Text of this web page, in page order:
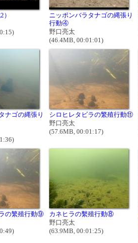
ニッポンバラタナゴの縄張り
行動④
野口亮太
(46.4MB, 00:01:01)
ナゴの縄張り
シロヒレタビラの繁殖行動⑪
野口亮太
(57.6MB, 00:01:17)
の繁殖行動⑨
カネヒラの繫殖行動⑧
野口亮太
(63.9MB, 00:01:25)